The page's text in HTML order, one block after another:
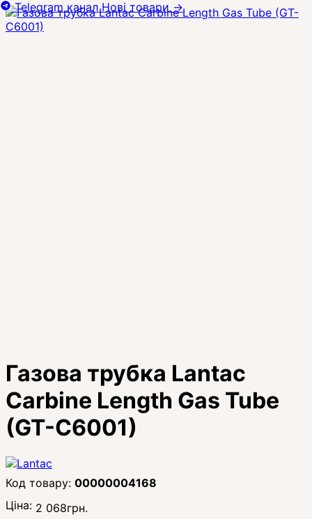
Газова трубка Lantac
Carbine Length Gas Tube
(GT-C6001)
00000004168
Ціна: 2 068грн.
Telegram канал Нові товари →